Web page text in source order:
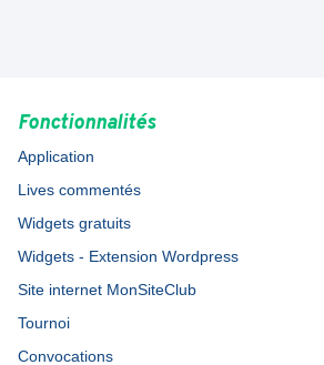
Fonctionnalités
Application
Lives commentés
Widgets gratuits
Widgets - Extension Wordpress
Site internet MonSiteClub
Tournoi
Convocations